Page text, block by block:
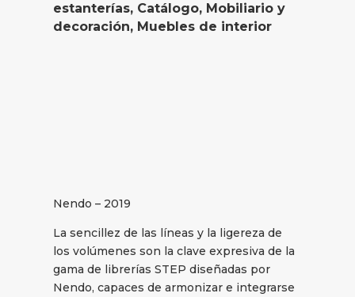
estanterías, Catálogo, Mobiliario y
decoración, Muebles de interior
Nendo – 2019
La sencillez de las líneas y la ligereza de
los volúmenes son la clave expresiva de la
gama de librerías STEP diseñadas por
Nendo, capaces de armonizar e integrarse